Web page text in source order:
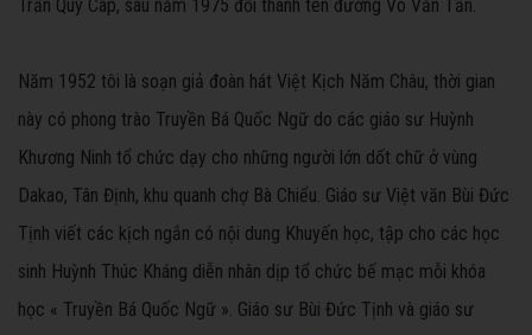
Trần Quý Cáp, sau năm 1975 đổi thành tên đường Võ Văn Tần.
Năm 1952 tôi là soạn giả đoàn hát Việt Kịch Năm Châu, thời gian
này có phong trào Truyền Bá Quốc Ngữ do các giáo sư Huỳnh
Khương Ninh tổ chức dạy cho những người lớn dốt chữ ở vùng
Dakao, Tân Định, khu quanh chợ Bà Chiểu. Giáo sư Việt văn Bùi Đức
Tịnh viết các kịch ngắn có nội dung Khuyến học, tập cho các học
sinh Huỳnh Thúc Kháng diễn nhân dịp tổ chức bế mạc mỗi khóa
học « Truyền Bá Quốc Ngữ ». Giáo sư Bùi Đức Tịnh và giáo sư